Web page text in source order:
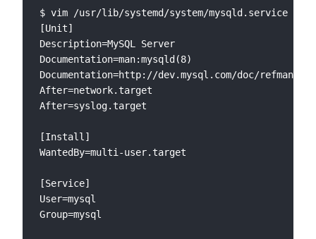
$ vim /usr/lib/systemd/system/mysqld.service
[Unit]
Description=MySQL Server
Documentation=man:mysqld(8)
Documentation=http://dev.mysql.com/doc/refman/
After=network.target
After=syslog.target
[Install]
WantedBy=multi-user.target
[Service]
User=mysql
Group=mysql